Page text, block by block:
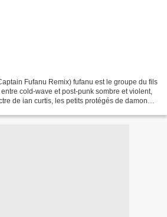
Fufanu Remix) fufanu est le groupe du fils
cold-wave et post-punk sombre et violent,
de ian curtis, les petits protégés de damon